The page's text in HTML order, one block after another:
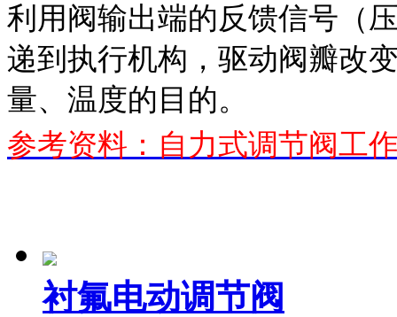
利用阀输出端的反馈信号（
递到执行机构，驱动阀瓣改
量、温度的目的。
参考资料：自力式调节阀工
衬氟电动调节阀